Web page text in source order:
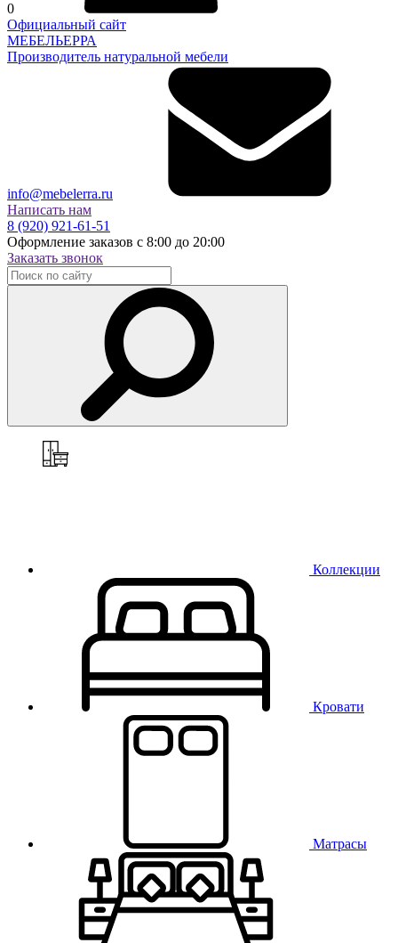
0
Официальный сайт
МЕБЕЛЬЕРРА
Производитель натуральной мебели
info@mebelerra.ru
Написать нам
8 (920) 921-61-51
Оформление заказов с 8:00 до 20:00
Заказать звонок
Коллекции
Кровати
Матрасы